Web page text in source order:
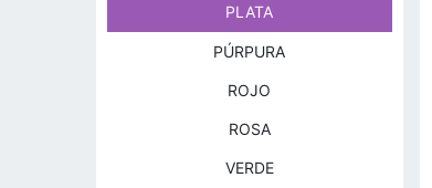
PLATA
PÚRPURA
ROJO
ROSA
VERDE